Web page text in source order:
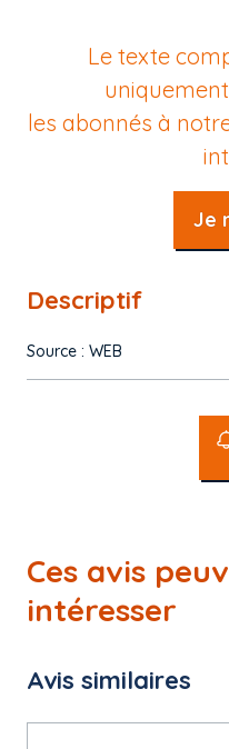
Le texte
les abonnés à
Je
Descriptif
Source : WEB
Ces avis
intéresser
Avis similaires